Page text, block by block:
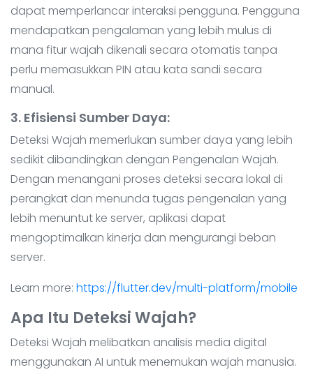
dapat memperlancar interaksi pengguna. Pengguna
mendapatkan pengalaman yang lebih mulus di
mana fitur wajah dikenali secara otomatis tanpa
perlu memasukkan PIN atau kata sandi secara
manual.
3. Efisiensi Sumber Daya:
Deteksi Wajah memerlukan sumber daya yang lebih
sedikit dibandingkan dengan Pengenalan Wajah.
Dengan menangani proses deteksi secara lokal di
perangkat dan menunda tugas pengenalan yang
lebih menuntut ke server, aplikasi dapat
mengoptimalkan kinerja dan mengurangi beban
server.
Learn more: https://flutter.dev/multi-platform/mobile
Apa Itu Deteksi Wajah?
Deteksi Wajah melibatkan analisis media digital
menggunakan AI untuk menemukan wajah manusia.